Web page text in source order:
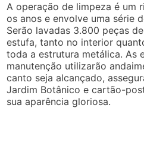
A operação de limpeza é um
os anos e envolve uma série
Serão lavadas 3.800 peças
estufa, tanto no interior
toda a estrutura metálica. As
manutenção utilizarão
canto seja alcançado,
Jardim Botânico e cartão-
sua aparência gloriosa.